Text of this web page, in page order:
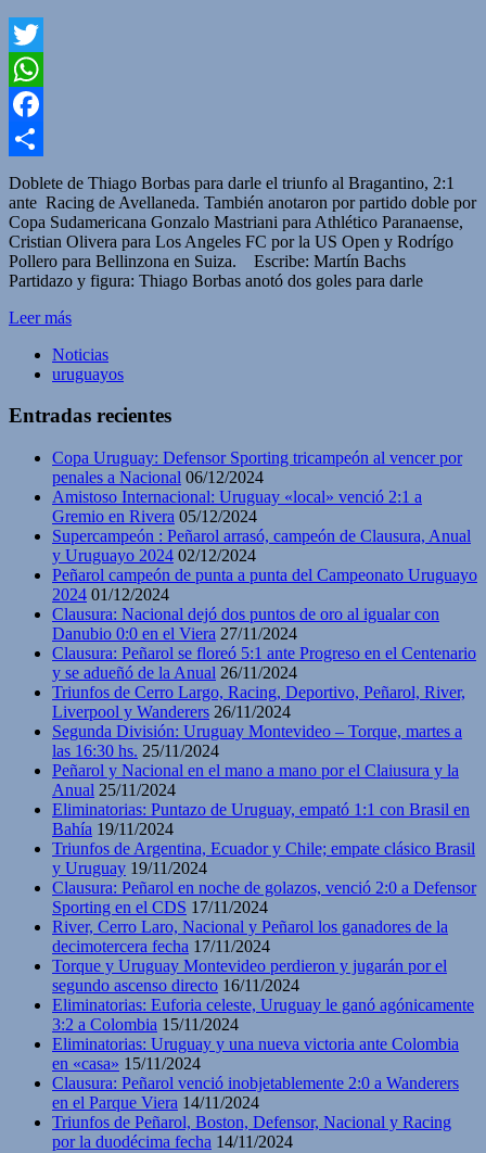
Twitter
WhatsApp
Facebook
Compartir
Doblete de Thiago Borbas para darle el triunfo al Bragantino, 2:1
ante Racing de Avellaneda. También anotaron por partido doble por
Copa Sudamericana Gonzalo Mastriani para Athlético Paranaense,
Cristian Olivera para Los Angeles FC por la US Open y Rodrígo
Pollero para Bellinzona en Suiza. Escribe: Martín Bachs
Partidazo y figura: Thiago Borbas anotó dos goles para darle
Leer más
Noticias
uruguayos
Entradas recientes
Copa Uruguay: Defensor Sporting tricampeón al vencer por
penales a Nacional 06/12/2024
Amistoso Internacional: Uruguay «local» venció 2:1 a
Gremio en Rivera 05/12/2024
Supercampeón : Peñarol arrasó, campeón de Clausura, Anual
y Uruguayo 2024 02/12/2024
Peñarol campeón de punta a punta del Campeonato Uruguayo
2024 01/12/2024
Clausura: Nacional dejó dos puntos de oro al igualar con
Danubio 0:0 en el Viera 27/11/2024
Clausura: Peñarol se floreó 5:1 ante Progreso en el Centenario
y se adueñó de la Anual 26/11/2024
Triunfos de Cerro Largo, Racing, Deportivo, Peñarol, River,
Liverpool y Wanderers 26/11/2024
Segunda División: Uruguay Montevideo – Torque, martes a
las 16:30 hs. 25/11/2024
Peñarol y Nacional en el mano a mano por el Claiusura y la
Anual 25/11/2024
Eliminatorias: Puntazo de Uruguay, empató 1:1 con Brasil en
Bahía 19/11/2024
Triunfos de Argentina, Ecuador y Chile; empate clásico Brasil
y Uruguay 19/11/2024
Clausura: Peñarol en noche de golazos, venció 2:0 a Defensor
Sporting en el CDS 17/11/2024
River, Cerro Laro, Nacional y Peñarol los ganadores de la
decimotercera fecha 17/11/2024
Torque y Uruguay Montevideo perdieron y jugarán por el
segundo ascenso directo 16/11/2024
Eliminatorias: Euforia celeste, Uruguay le ganó agónicamente
3:2 a Colombia 15/11/2024
Eliminatorias: Uruguay y una nueva victoria ante Colombia
en «casa» 15/11/2024
Clausura: Peñarol venció inobjetablemente 2:0 a Wanderers
en el Parque Viera 14/11/2024
Triunfos de Peñarol, Boston, Defensor, Nacional y Racing
por la duodécima fecha 14/11/2024